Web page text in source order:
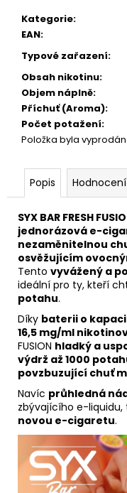
Kategorie:
EAN:
Typové zařazení:
Obsah nikotinu:
Objem náplně:
Příchuť (Aroma):
Počet potažení:
Položka byla
Popis Hodnocení
SYX BAR FRESH
jednorázová e-
nezaměnitelnou
osvěžujícím
Tento vyvážený a
ideální pro ty, kteří
potahu.
Díky baterii o
16,5 mg/ml
FUSION hladký a
výdrž až 1000
povzbuzující chuť
Navíc průhledná
zbývajícího e-liquidu,
novou e-cigaretu.
FRUIT
59
Původně:
99
Kč